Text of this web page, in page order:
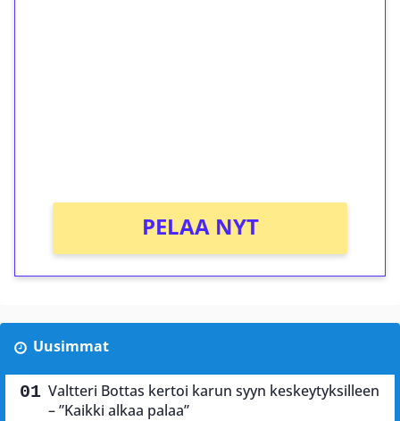
PELAA NYT
Uusimmat
Valtteri Bottas kertoi karun syyn keskeytyksilleen
– ”Kaikki alkaa palaa”